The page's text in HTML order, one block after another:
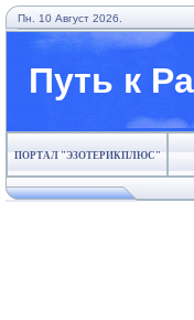
Пн. 10 Август 2026.
Путь к
ПОРТАЛ "ЭЗОТЕРИКПЛЮС"